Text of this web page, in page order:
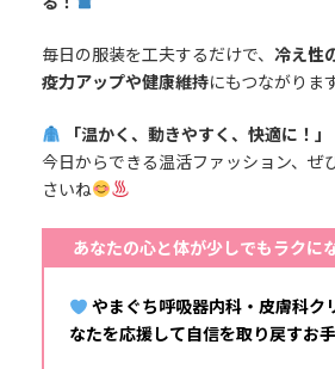
毎日の服装を工夫するだけで、 冷え性
疫力アップや健康維持にもつながりま
「温かく、動きやすく、快適に！」
今日からできる温活ファッション、ぜ
さいね
あなたの心と体が少しでもラクに
やまぐち呼吸器内科・皮膚科ク
なたを応援して自信を取り戻すお